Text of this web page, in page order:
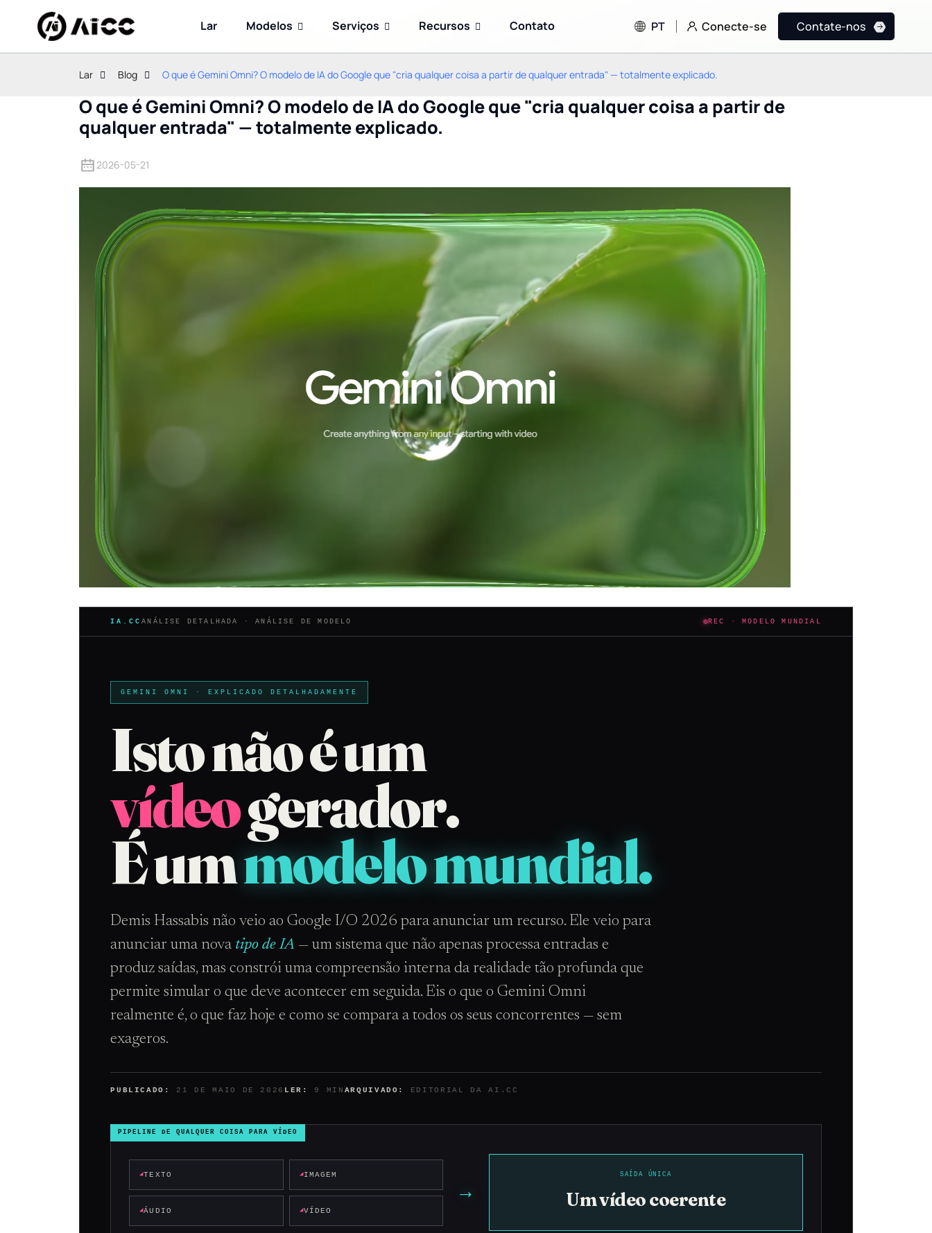
Lar Modelos Serviços Recursos Contato PT Conecte-se Contate-nos
Lar Blog O que é Gemini Omni? O modelo de IA do Google que "cria qualquer coisa a partir de qualquer entrada" — totalmente explicado.
O que é Gemini Omni? O modelo de IA do Google que "cria qualquer coisa a partir de
qualquer entrada" — totalmente explicado.
2026-05-21
IA.CCANÁLISE DETALHADA · ANÁLISE DE MODELO REC · MODELO MUNDIAL
GEMINI OMNI · EXPLICADO DETALHADAMENTE
Isto não é um
vídeogerador.
É ummodelo mundial.
Demis Hassabis não veio ao Google I/O 2026 para anunciar um recurso. Ele veio para
anunciar uma nova tipo de IA — um sistema que não apenas processa entradas e
produz saídas, mas constrói uma compreensão interna da realidade tão profunda que
permite simular o que deve acontecer em seguida. Eis o que o Gemini Omni
realmente é, o que faz hoje e como se compara a todos os seus concorrentes — sem
exageros.
PUBLICADO: 21 DE MAIO DE 2026 LER: 9 MIN ARQUIVADO: EDITORIAL DA AI.CC
PIPELINE DE QUALQUER COISA PARA VÍDEO
TEXTO IMAGEM
ÁUDIO VÍDEO
→
SAÍDA ÚNICA
Um vídeo coerente